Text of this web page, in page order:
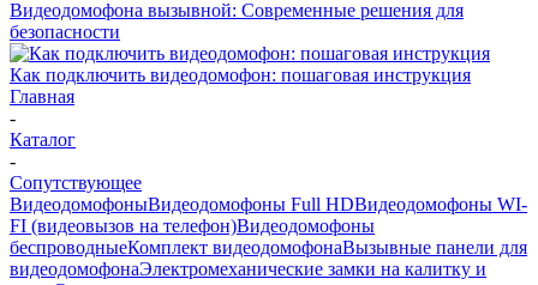
Видеодомофона вызывной: Современные решения для
безопасности
Как подключить видеодомофон: пошаговая инструкция
Главная
-
Каталог
-
Сопутствующее
ВидеодомофоныВидеодомофоны Full HDВидеодомофоны WI-
FI (видеовызов на телефон)Видеодомофоны
беспроводныеКомплект видеодомофонаВызывные панели для
видеодомофонаЭлектромеханические замки на калитку и